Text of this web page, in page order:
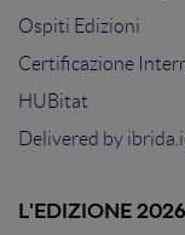
Ospiti Edizioni
Certificazione
HUBitat
Delivered by
L'EDIZIONE 2026